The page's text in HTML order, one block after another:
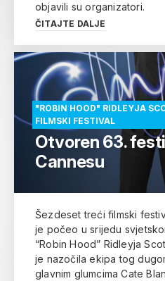
objavili su organizatori.
ČITAJTE DALJE
"ROBIN HOOD" RIDLEYJA
FILMSKI FESTIVAL
Otvoren 63.
Cannesu
Šezdeset treći filmski
je počeo u srijedu
“Robin Hood” Ridleyja
je nazočila ekipa tog
glavnim glumcima Cate